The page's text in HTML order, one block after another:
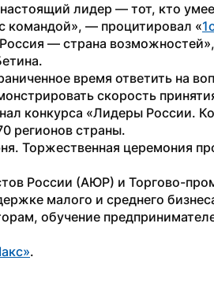
лидер — тот, кто
командой», — процитировал «
— страна
время ответить на
скорость
конкурса «Лидеры России.
регионов страны.
Торжественная церемония
России (АЮР) и Торгово-
малого и среднего
обучение
.